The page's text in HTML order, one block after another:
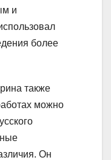
и
более
также
можно
Он